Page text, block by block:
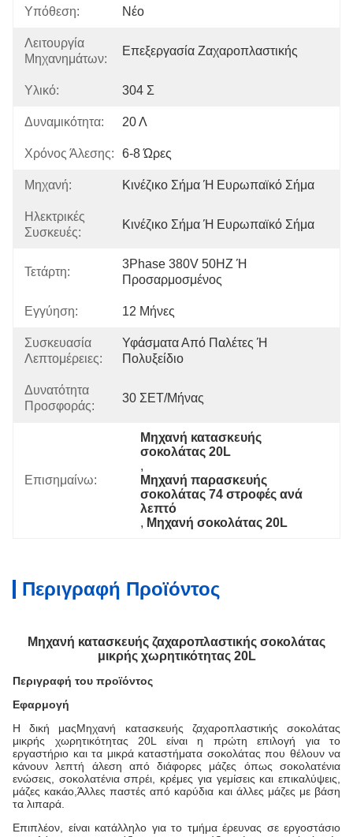
Υπόθεση: Νέο
Λειτουργία
Μηχανημάτων:
Επεξεργασία Ζαχαροπλαστικής
Υλικό: 304 Σ
Δυναμικότητα: 20 Λ
Χρόνος Άλεσης: 6-8 Ώρες
Μηχανή: Κινέζικο Σήμα Ή Ευρωπαϊκό Σήμα
Ηλεκτρικές
Συσκευές:
Κινέζικο Σήμα Ή Ευρωπαϊκό Σήμα
Τετάρτη:
3Phase 380V 50HZ Ή
Προσαρμοσμένος
Εγγύηση: 12 Μήνες
Συσκευασία
Λεπτομέρειες:
Υφάσματα Από Παλέτες Ή
Πολυξείδιο
Δυνατότητα
Προσφοράς:
30 ΣΕΤ/Μήνας
Επισημαίνω:
Μηχανή κατασκευής
σοκολάτας 20L
,
Μηχανή παρασκευής
σοκολάτας 74 στροφές ανά
λεπτό
, Μηχανή σοκολάτας 20L
Περιγραφή Προϊόντος
Μηχανή κατασκευής ζαχαροπλαστικής σοκολάτας
μικρής χωρητικότητας 20L
Περιγραφή του προϊόντος
Εφαρμογή
Η δική μαςΜηχανή κατασκευής ζαχαροπλαστικής σοκολάτας
μικρής χωρητικότητας 20L
είναι η πρώτη επιλογή για το
εργαστήριο και τα μικρά καταστήματα σοκολάτας που θέλουν να
κάνουν λεπτή άλεση από διάφορες μάζες όπως σοκολατένια
ενώσεις, σοκολατένια σπρέι, κρέμες για γεμίσεις και επικαλύψεις,
μάζες κακάο,Άλλες παστές από καρύδια και άλλες μάζες με βάση
τα λιπαρά.
Επιπλέον, είναι κατάλληλο για το τμήμα έρευνας σε εργοστάσιο